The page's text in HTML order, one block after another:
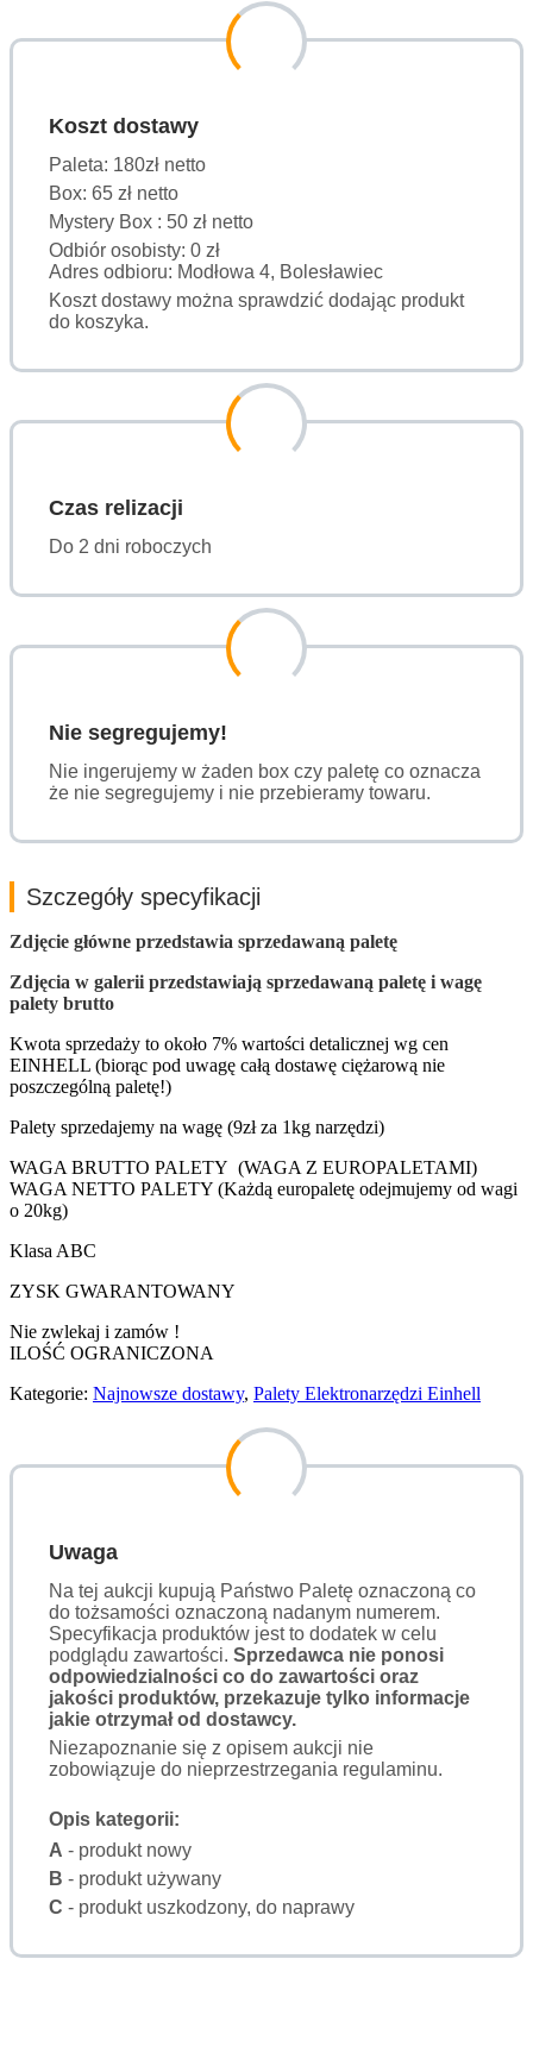
Koszt dostawy
Paleta: 180zł netto
Box: 65 zł netto
Mystery Box : 50 zł netto
Odbiór osobisty: 0 zł
Adres odbioru: Modłowa 4, Bolesławiec
Koszt dostawy można sprawdzić dodając produkt
do koszyka.
Czas relizacji
Do 2 dni roboczych
Nie segregujemy!
Nie ingerujemy w żaden box czy paletę co oznacza
że nie segregujemy i nie przebieramy towaru.
Szczegóły specyfikacji
Zdjęcie główne przedstawia sprzedawaną paletę
Zdjęcia w galerii przedstawiają sprzedawaną paletę i wagę
palety brutto
Kwota sprzedaży to około 7% wartości detalicznej wg cen
EINHELL (biorąc pod uwagę całą dostawę ciężarową nie
poszczególną paletę!)
Palety sprzedajemy na wagę (9zł za 1kg narzędzi)
WAGA BRUTTO PALETY (WAGA Z EUROPALETAMI)
WAGA NETTO PALETY (Każdą europaletę odejmujemy od wagi
o 20kg)
Klasa ABC
ZYSK GWARANTOWANY
Nie zwlekaj i zamów !
ILOŚĆ OGRANICZONA
Kategorie: Najnowsze dostawy, Palety Elektronarzędzi Einhell
Uwaga
Na tej aukcji kupują Państwo Paletę oznaczoną co
do tożsamości oznaczoną nadanym numerem.
Specyfikacja produktów jest to dodatek w celu
podglądu zawartości. Sprzedawca nie ponosi
odpowiedzialności co do zawartości oraz
jakości produktów, przekazuje tylko informacje
jakie otrzymał od dostawcy.
Niezapoznanie się z opisem aukcji nie
zobowiązuje do nieprzestrzegania regulaminu.
Opis kategorii:
A - produkt nowy
B - produkt używany
C - produkt uszkodzony, do naprawy